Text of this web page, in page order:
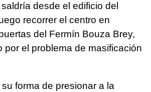
desde el edificio del
recorrer el centro en
del Fermín Bouza Brey,
por el problema de masificación
forma de presionar a la